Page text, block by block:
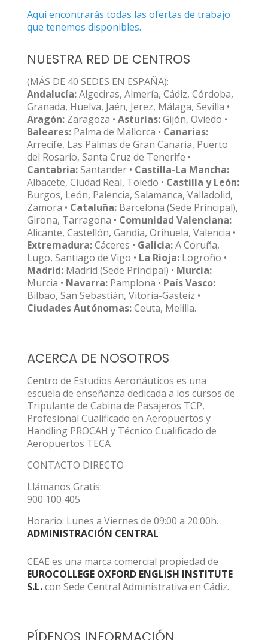
Aquí encontrarás todas las ofertas de trabajo
que tenemos disponibles.
NUESTRA RED DE CENTROS
(MÁS DE 40 SEDES EN ESPAÑA):
Andalucía:Algeciras, Almería, Cádiz, Córdoba,
Granada, Huelva, Jaén, Jerez, Málaga, Sevilla •
Aragón: Zaragoza • Asturias:Gijón, Oviedo •
Baleares: Palma de Mallorca • Canarias:
Arrecife, Las Palmas de Gran Canaria, Puerto
del Rosario, Santa Cruz de Tenerife •
Cantabria:Santander • Castilla-La Mancha:
Albacete, Ciudad Real, Toledo • Castilla y León:
Burgos, León, Palencia, Salamanca, Valladolid,
Zamora • Cataluña: Barcelona (Sede Principal),
Girona, Tarragona • Comunidad Valenciana:
Alicante, Castellón, Gandia, Orihuela, Valencia •
Extremadura:Cáceres • Galicia:A Coruña,
Lugo, Santiago de Vigo • La Rioja: Logroño •
Madrid: Madrid (Sede Principal) • Murcia:
Murcia • Navarra: Pamplona • País Vasco:
Bilbao, San Sebastián, Vitoria-Gasteiz •
Ciudades Autónomas:Ceuta, Melilla.
ACERCA DE NOSOTROS
Centro de Estudios Aeronáuticos es una
escuela de enseñanza dedicada a los cursos de
Tripulante de Cabina de Pasajeros TCP,
Profesional Cualificado en Aeropuertos y
Handling PROCAH y Técnico Cualificado de
Aeropuertos TECA
CONTACTO DIRECTO
Llámanos Gratis:
900 100 405
Horario: Lunes a Viernes de 09:00 a 20:00h.
ADMINISTRACIÓN CENTRAL
CEAE es una marca comercial propiedad de
EUROCOLLEGE OXFORD ENGLISH INSTITUTE
S.L.con Sede Central Administrativa en Cádiz.